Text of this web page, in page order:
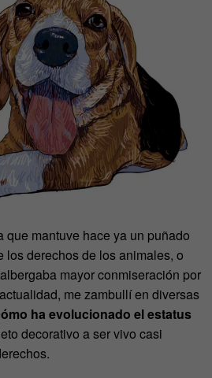
que mantuve hace ya un puñado
los derechos de los animales, o
mayor conmiseración por
me zambullí en diversas
ha evolucionado el estatus
decorativo a ser vivo casi